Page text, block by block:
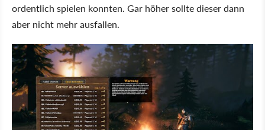
ordentlich spielen konnten. Gar höher sollte dieser dann
aber nicht mehr ausfallen.